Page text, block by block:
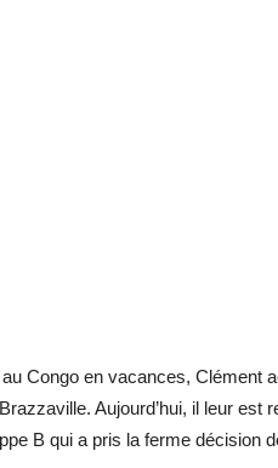
au Congo en vacances, Clément
Aujourd’hui, il leur est
B qui a pris la ferme décision